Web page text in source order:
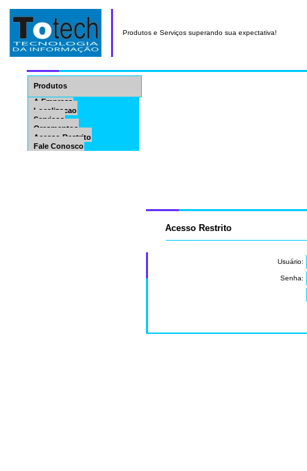
A Empresa
Localizacao
Serviços
Orçamentos
Acesso Restrito
Fale Conosco
Produtos
Produtos e Serviços superando sua expectativa!
Acesso Restrito
Usuário:
Senha: